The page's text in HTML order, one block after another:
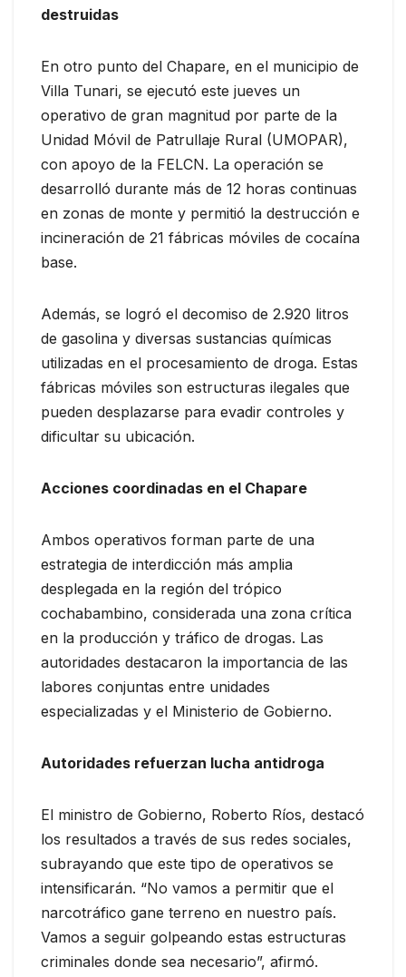
destruidas
En otro punto del Chapare, en el municipio de
Villa Tunari, se ejecutó este jueves un
operativo de gran magnitud por parte de la
Unidad Móvil de Patrullaje Rural (UMOPAR),
con apoyo de la FELCN. La operación se
desarrolló durante más de 12 horas continuas
en zonas de monte y permitió la destrucción e
incineración de 21 fábricas móviles de cocaína
base.
Además, se logró el decomiso de 2.920 litros
de gasolina y diversas sustancias químicas
utilizadas en el procesamiento de droga. Estas
fábricas móviles son estructuras ilegales que
pueden desplazarse para evadir controles y
dificultar su ubicación.
Acciones coordinadas en el Chapare
Ambos operativos forman parte de una
estrategia de interdicción más amplia
desplegada en la región del trópico
cochabambino, considerada una zona crítica
en la producción y tráfico de drogas. Las
autoridades destacaron la importancia de las
labores conjuntas entre unidades
especializadas y el Ministerio de Gobierno.
Autoridades refuerzan lucha antidroga
El ministro de Gobierno, Roberto Ríos, destacó
los resultados a través de sus redes sociales,
subrayando que este tipo de operativos se
intensificarán. “No vamos a permitir que el
narcotráfico gane terreno en nuestro país.
Vamos a seguir golpeando estas estructuras
criminales donde sea necesario”, afirmó.